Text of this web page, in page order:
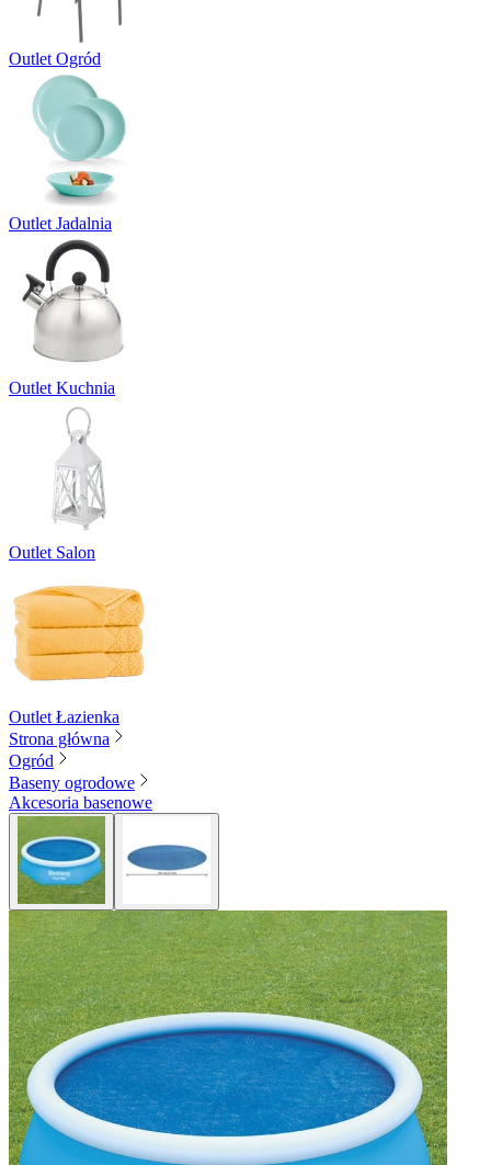
Outlet Ogród
Outlet Jadalnia
Outlet Kuchnia
Outlet Salon
Outlet Łazienka
Strona główna
Ogród
Baseny ogrodowe
Akcesoria basenowe